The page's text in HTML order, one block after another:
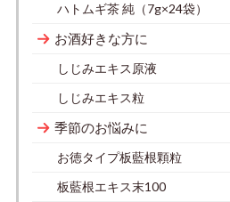
ハトムギ茶 純（7g×24袋）
お酒好きな方に
しじみエキス原液
しじみエキス粒
季節のお悩みに
お徳タイプ板藍根顆粒
板藍根エキス末100